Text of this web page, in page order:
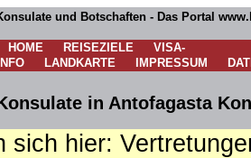
und Botschaften - Das Portal
HOME REISEZIELE
VISA-
INFO
LANDKARTE IMPRESSUM
in Antofagasta
sich hier: